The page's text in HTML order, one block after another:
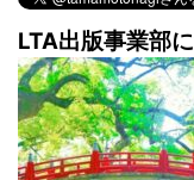
LTA出版事業部